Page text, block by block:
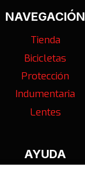
NAVEGACIÓN
Tienda
Bicicletas
Protección
Indumentaria
Lentes
AYUDA